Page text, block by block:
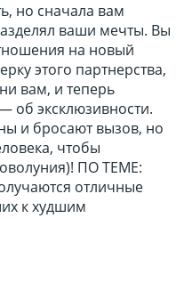
но сначала вам
ваши мечты. Вы
на новый
этого партнерства,
вам, и теперь
об эксклюзивности.
и бросают вызов, но
чтобы
ПО ТЕМЕ:
отличные
к худшим